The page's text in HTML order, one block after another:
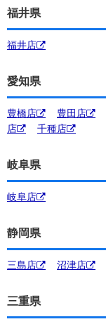
福井県
福井店
愛知県
豊橋店 豊田店
店
千種店
岐阜県
岐阜店
静岡県
三島店 沼津店
三重県